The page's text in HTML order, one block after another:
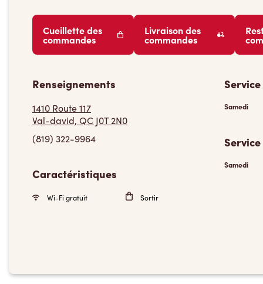
Cueillette des
commandes
Livraison des
commandes
Renseignements
1410 Route 117
Val-david, QC J0T 2N0
(819) 322-9964
Caractéristiques
Wi-Fi gratuit Sortir
Samedi
Samedi